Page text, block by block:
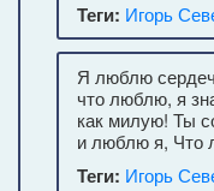
Теги: Игорь
Я люблю
что люблю, я
как милую! Ты
и люблю я, Что
Теги: Игорь